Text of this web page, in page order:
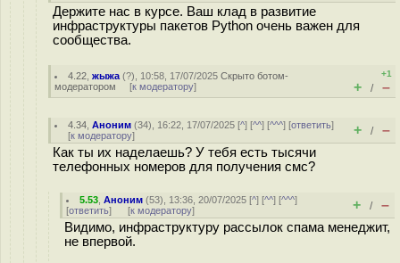
Держите нас в курсе. Ваш клад в развитие
инфраструктуры пакетов Python очень важен для
сообщества.
4.22 ,жыжа (?), 10:58, 17/07/2025Скрыто ботом-
модератором [к модератору]
+1
+ / –
4.34 ,Аноним (34), 16:22, 17/07/2025 [^] [^^] [^^^] [ответить]
[к модератору] + / –
Как ты их наделаешь? У тебя есть тысячи
телефонных номеров для получения смс?
5.53 ,Аноним (53), 13:36, 20/07/2025 [^] [^^] [^^^]
[ответить] [к модератору] + / –
Видимо, инфраструктуру рассылок спама менеджит,
не впервой.